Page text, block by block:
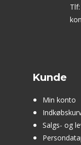
Kunde
Min konto
Salgs- og